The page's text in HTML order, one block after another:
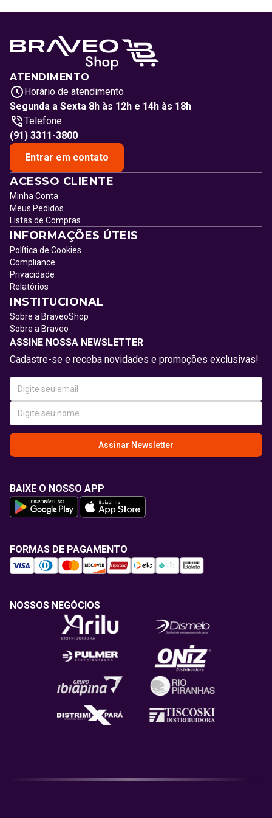
ATENDIMENTO
Horário de atendimento
Segunda a Sexta 8h às 12h e 14h às 18h
Telefone
(91) 3311-3800
Entrar em contato
ACESSO CLIENTE
Minha Conta
Meus Pedidos
Listas de Compras
INFORMAÇÕES ÚTEIS
Política de Cookies
Compliance
Privacidade
Relatórios
INSTITUCIONAL
Sobre a BraveoShop
Sobre a Braveo
ASSINE NOSSA NEWSLETTER
Cadastre-se e receba novidades e promoções exclusivas!
Assinar Newsletter
BAIXE O NOSSO APP
FORMAS DE PAGAMENTO
NOSSOS NEGÓCIOS